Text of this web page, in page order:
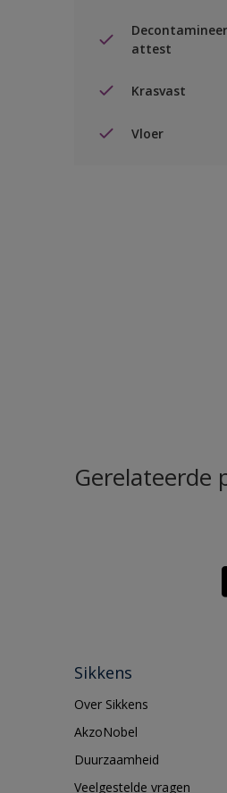
attest
Krasvast
Vloer
Gerelateerde
Sikkens
Over Sikkens
AkzoNobel
Duurzaamheid
Veelgestelde vragen